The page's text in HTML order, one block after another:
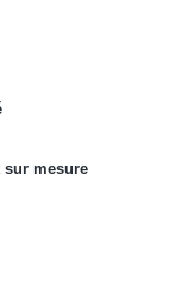
sur mesure